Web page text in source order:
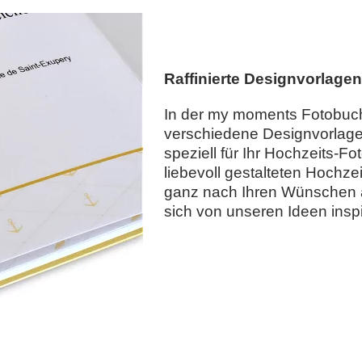
Raffinierte
In der my moments
verschiedene
speziell für Ihr Hochzeits-
liebevoll gestalteten
ganz nach Ihren
sich von unseren Ideen